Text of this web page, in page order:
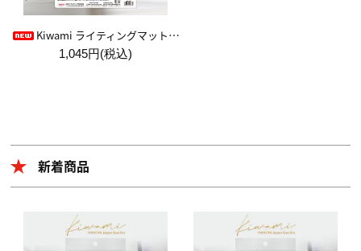
Kiwami ライティングマット下敷 HAKU白薄【A4+方眼】
1,045円(税込)
新着商品